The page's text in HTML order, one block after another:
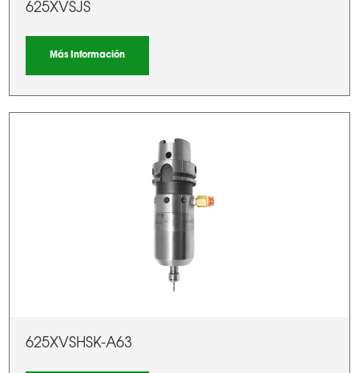
625XVSJS
Más Información
625XVSHSK-A63